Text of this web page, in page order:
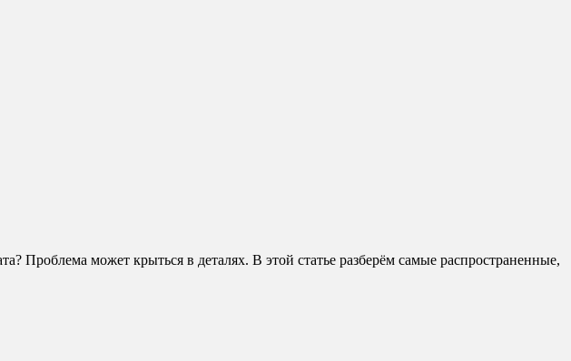
Проблема может крыться в деталях. В этой статье разберём самые распространенные,